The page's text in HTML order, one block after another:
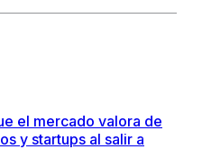
el mercado valora de
y startups al salir a